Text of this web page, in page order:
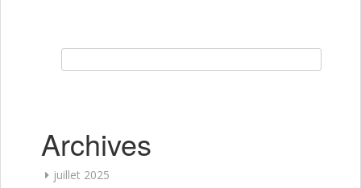
Archives
juillet 2025